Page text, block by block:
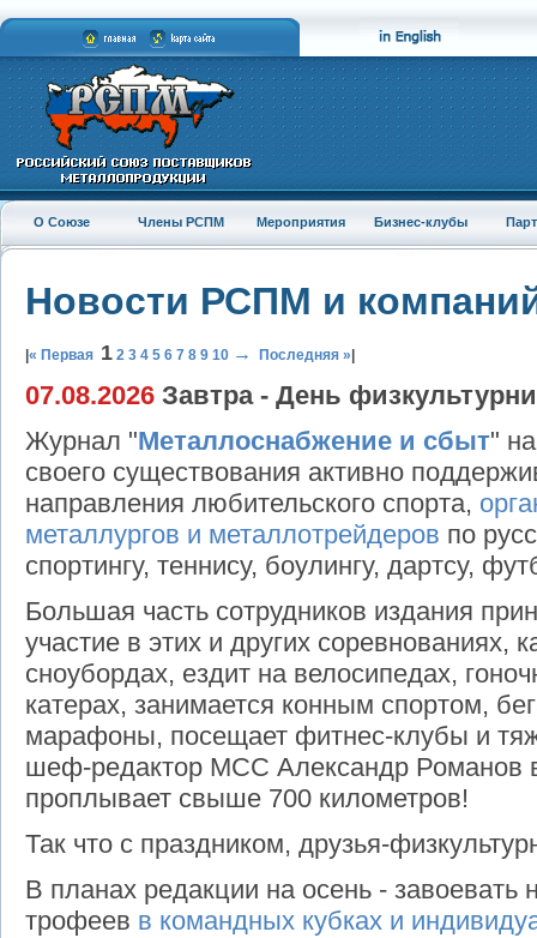
О Союзе Члены РСПМ Мероприятия Бизнес-клубы
Новости РСПМ и
« Первая 1 2 3 4 5 6 7 8 9 10 → Последняя »
07.08.2026 Завтра - День
Журнал "Металлоснабжение и сбыт"
своего существования активно
направления любительского спорта,
металлургов и металлотрейдеров по
спортингу, теннису, боулингу, дартсу,
Большая часть сотрудников издания
участие в этих и других соревнованиях,
сноубордах, ездит на велосипедах,
катерах, занимается конным спортом,
марафоны, посещает фитнес-клубы и
шеф-редактор МСС Александр Романов
проплывает свыше 700 километров!
Так что с праздником, друзья-
В планах редакции на осень - завоевать
трофеев в командных кубках и